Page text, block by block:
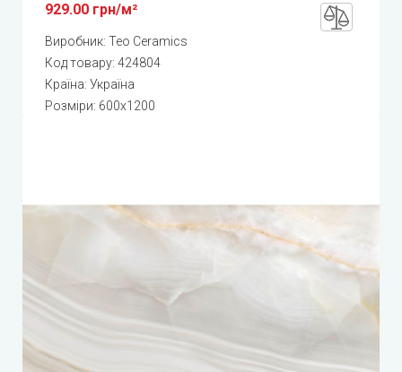
929.00 грн/м²
Виробник: Teo Ceramics
Код товару: 424804
Країна: Україна
Розміри: 600x1200